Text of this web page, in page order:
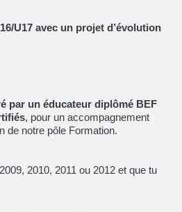
U17 avec un projet d’évolution
par un éducateur diplômé BEF
, pour un accompagnement
de notre pôle Formation.
2010, 2011 ou 2012 et que tu